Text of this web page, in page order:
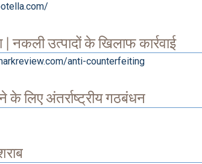
| नकली उत्पादों के खिलाफ कार्रवाई
anti-counterfeiting
के लिए अंतर्राष्ट्रीय गठबंधन